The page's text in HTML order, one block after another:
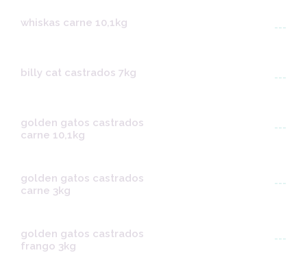
whiskas carne 10,1kg ---
billy cat castrados 7kg ---
golden gatos castrados
carne 10,1kg
---
golden gatos castrados
carne 3kg
---
golden gatos castrados
frango 3kg
---